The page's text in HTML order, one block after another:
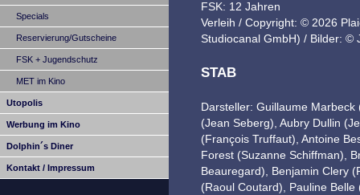
Specials
Reservierung/Gutscheine
FSK + Jugendschutz
MET im Kino
Utopolis
Werbung im Kino
Dolphin´s Diner
Kontakt / Impressum
FSK: 12 Jahren
Verleih / Copyright: © 2026
Studiocanal GmbH) / Bilder: ©
STAB
Darsteller: Guillaume
(Jean Seberg), Aubry Dullin
(François Truffaut), Antoine
Forest (Suzanne Schiffman),
Beauregard), Benjamin Clery
(Raoul Coutard), Pauline